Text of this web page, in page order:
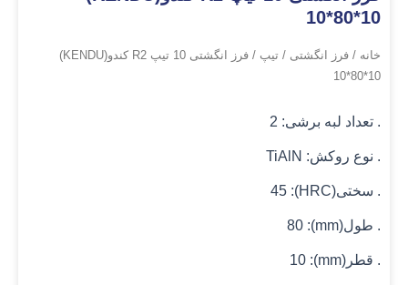
10*80*10
خانه / فرز انگشتی / تیپ
/ فرز انگشتی 10 تیپ R2 کندو(KENDU)
10*80*10
. تعداد لبه برشی: 2
. نوع روکش: TiAlN
. سختی(HRC): 45
. طول(mm): 80
. قطر(mm): 10